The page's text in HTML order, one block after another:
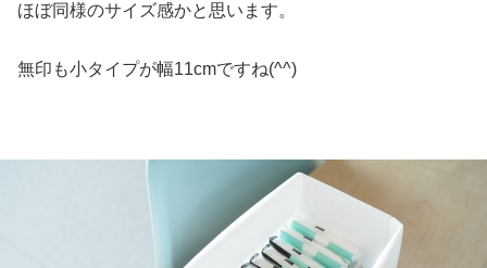
ほぼ同様のサイズ感かと思います。
無印も小タイプが幅11cmですね(^^)